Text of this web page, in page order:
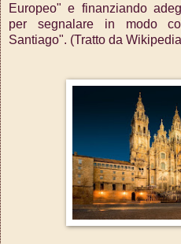
Europeo" e finanziando
per segnalare in modo
Santiago". (Tratto da